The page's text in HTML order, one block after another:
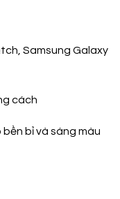
Samsung Galaxy
cách
bỉ và sáng màu